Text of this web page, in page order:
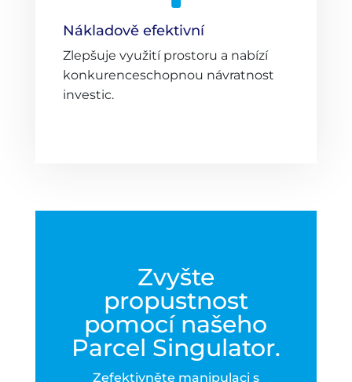
Nákladově efektivní
Zlepšuje využití prostoru a nabízí
konkurenceschopnou návratnost
investic.
Zvyšte
propustnost
pomocí našeho
Parcel Singulator.
Zefektivněte manipulaci s